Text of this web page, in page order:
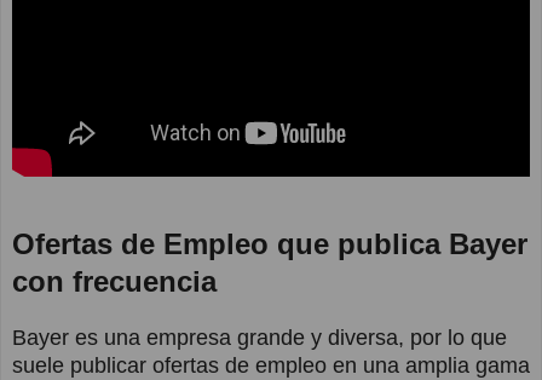
Ofertas de Empleo que publica Bayer
con frecuencia
Bayer es una empresa grande y diversa, por lo que
suele publicar ofertas de empleo en una amplia gama